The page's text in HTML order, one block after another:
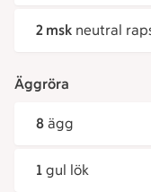
2 msk neutral
Äggröra
8 ägg
1 gul lök